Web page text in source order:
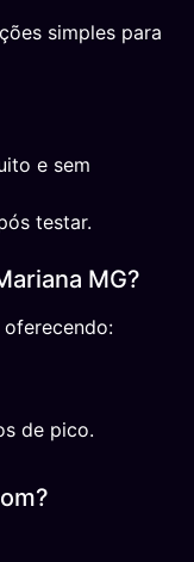
simples para
e sem
testar.
MG?
de pico.